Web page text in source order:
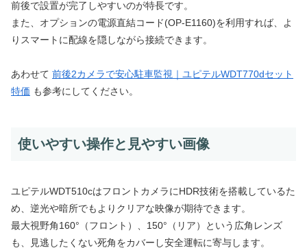
前後で設置が完了しやすいのが特長です。
また、オプションの電源直結コード(OP-E1160)を利用すれば、よ
りスマートに配線を隠しながら接続できます。
あわせて 前後2カメラで安心駐車監視｜ユピテルWDT770dセット
特価 も参考にしてください。
使いやすい操作と見やすい画像
ユピテルWDT510cはフロントカメラにHDR技術を搭載しているた
め、逆光や暗所でもよりクリアな映像が期待できます。
最大視野角160°（フロント）、150°（リア）という広角レンズ
も、見逃したくない死角をカバーし安全運転に寄与します。